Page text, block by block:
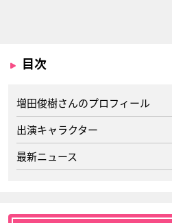
目次
増田俊樹さんのプロフィール
出演キャラクター
最新ニュース